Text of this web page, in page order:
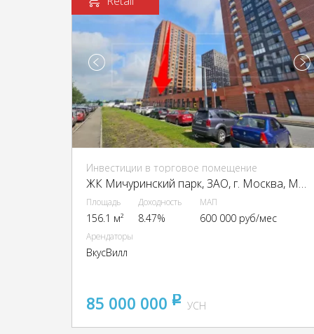
Инвестиции в торговое помещение
ЖК Мичуринский парк, ЗАО, г. Москва, Малая Очаковская ул., 6к3
Площадь
156.1 м²
Доходность
8.47%
МАП
600 000 руб/мес
Арендаторы
ВкусВилл
85 000 000 pуб
УСН